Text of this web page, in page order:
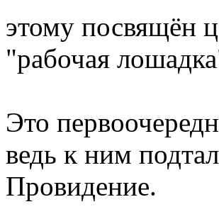
этому посвящён
"рабочая
Это
ведь к ним
Провидение.